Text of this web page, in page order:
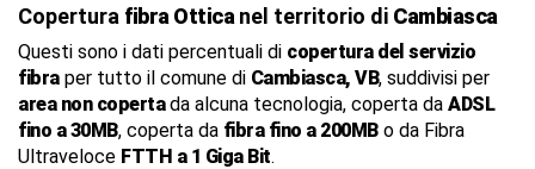
Copertura fibra Ottica nel territorio di Cambiasca
Questi sono i dati percentuali di copertura del servizio
fibraper tutto il comune di Cambiasca, VB, suddivisi per
area non copertada alcuna tecnologia, coperta da ADSL
fino a 30MB, coperta da fibra fino a 200MBo da Fibra
Ultraveloce FTTH a 1 Giga Bit.